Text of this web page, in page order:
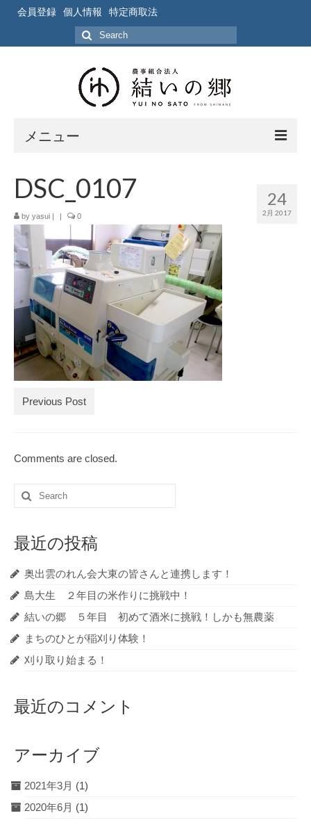
会員登録 個人情報
特定商取法
Search
for:
メニュー
作業風景
ブログ
ブログ記事の要約一覧
ブログ記事の全記事一覧
お買物
お問合せ
24
2月 2017
DSC_0107
by yasui | | 0
Previous Post
Comments are closed.
Search
for:
最近の投稿
奥出雲のれん会大東の皆さんと連携します！
島大生 ２年目の米作りに挑戦中！
結いの郷 ５年目 初めて酒米に挑戦！しかも無農薬
まちのひとが稲刈り体験！
刈り取り始まる！
最近のコメント
アーカイブ
2021年3月 (1)
2020年6月 (1)